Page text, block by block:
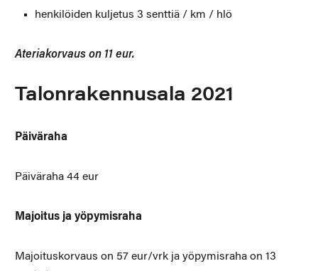
henkilöiden kuljetus 3 senttiä / km / hlö
Ateriakorvaus on 11 eur.
Talonrakennusala 2021
Päiväraha
Päiväraha 44 eur
Majoitus ja yöpymisraha
Majoituskorvaus on 57 eur/vrk ja yöpymisraha on 13